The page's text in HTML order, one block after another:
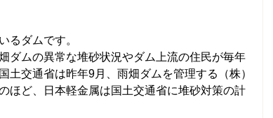
るダムです。
ムの異常な堆砂状況やダム上流の住民が毎年
交通省は昨年9月、雨畑ダムを管理する（株）
ほど、日本軽金属は国土交通省に堆砂対策の計